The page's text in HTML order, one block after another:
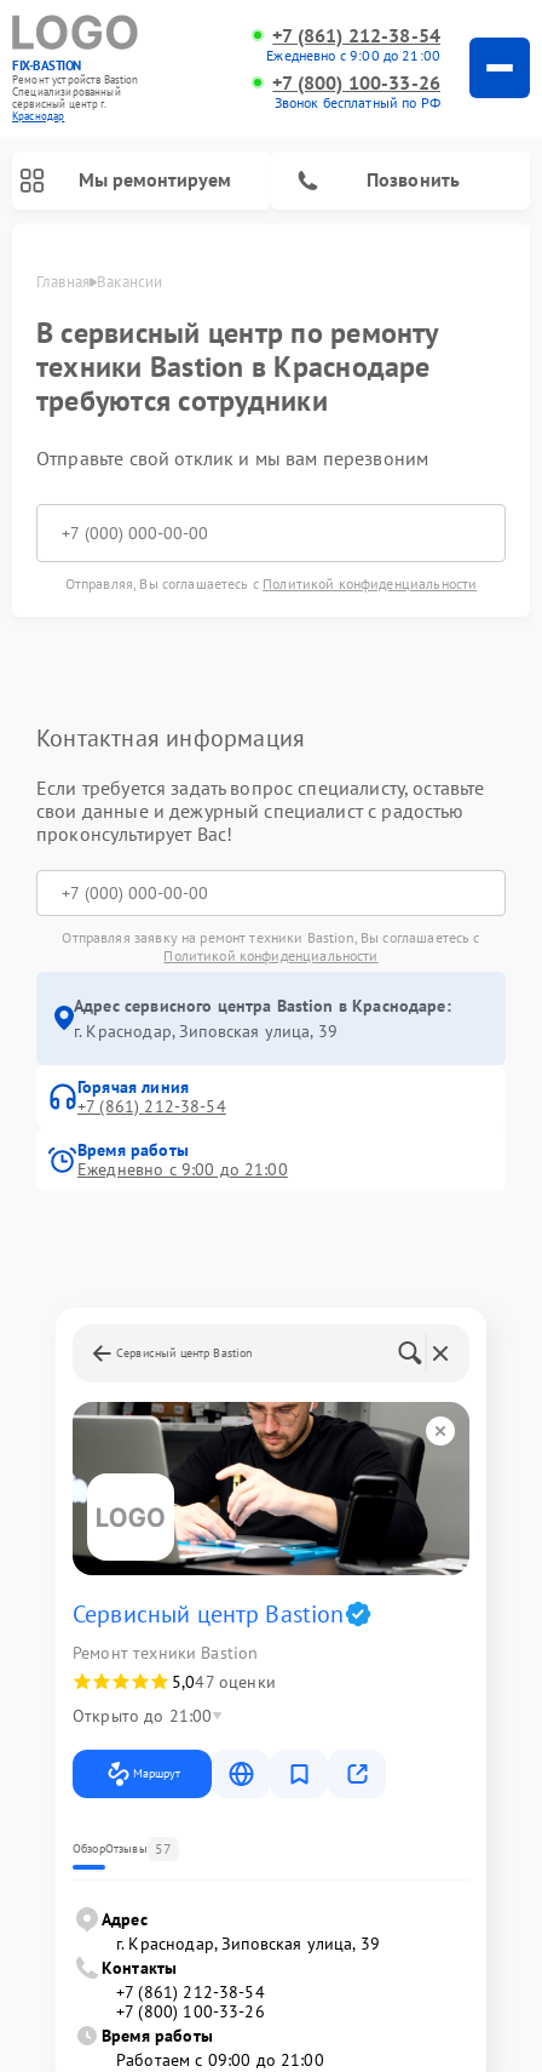
FIX-BASTION
Ремонт устройств Bastion
Специализированный
cервисный центр г.
Краснодар
+7 (861) 212-38-54
Ежедневно с 9:00 до 21:00
+7 (800) 100-33-26
Звонок бесплатный по РФ
Мы ремонтируем Позвонить
Главная Вакансии
В сервисный центр по ремонту
техники Bastion в Краснодаре
требуются сотрудники
Отправьте свой отклик и мы вам перезвоним
Отправляя, Вы соглашаетесь с Политикой конфиденциальности
Контактная информация
Если требуется задать вопрос специалисту, оставьте
свои данные и дежурный специалист с радостью
проконсультирует Вас!
Отправляя заявку на ремонт техники Bastion, Вы соглашаетесь с
Политикой конфиденциальности
Адрес сервисного центра Bastion в Краснодаре:
г. Краснодар, Зиповская улица, 39
Горячая линия
+7 (861) 212-38-54
Время работы
Ежедневно с 9:00 до 21:00
Сервисный центр Bastion
Сервисный центр Bastion
Ремонт техники Bastion
5,047 оценки
Открыто до 21:00
Маршрут
ОбзорОтзывы 57
Адрес
г. Краснодар, Зиповская улица, 39
Контакты
+7 (861) 212-38-54
+7 (800) 100-33-26
Время работы
Работаем с 09:00 до 21:00